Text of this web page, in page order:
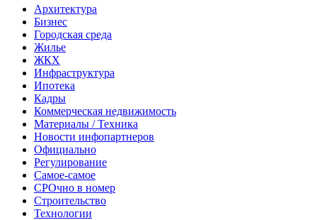
Архитектура
Бизнес
Городская среда
Жилье
ЖКХ
Инфраструктура
Ипотека
Кадры
Коммерческая недвижимость
Материалы / Техника
Новости инфопартнеров
Официально
Регулирование
Самое-самое
СРОчно в номер
Строительство
Технологии